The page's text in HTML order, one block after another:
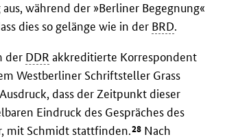
während der »Berliner Begegnung«
dies so gelänge wie in der BRD.
der DDR akkreditierte Korrespondent
Westberliner Schriftsteller Grass
dass der Zeitpunkt dieser
Eindruck des Gespräches des
mit Schmidt stattfinden.28 Nach